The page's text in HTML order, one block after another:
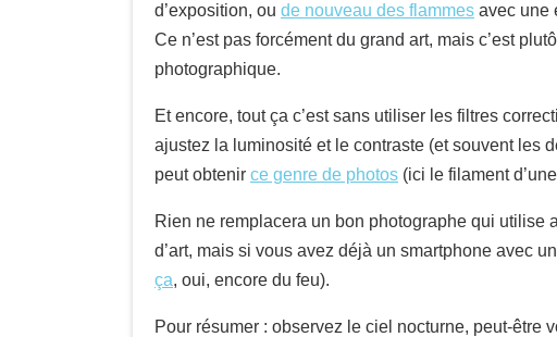
d’exposition, ou de nouveau des flammes avec une
Ce n’est pas forcément du grand art, mais c’est
photographique.
Et encore, tout ça c’est sans utiliser les filtres
ajustez la luminosité et le contraste (et souvent les
peut obtenir ce genre de photos (ici le filament
Rien ne remplacera un bon photographe qui
d’art, mais si vous avez déjà un smartphone avec
ça, oui, encore du feu).
Pour résumer : observez le ciel nocturne, peut-être